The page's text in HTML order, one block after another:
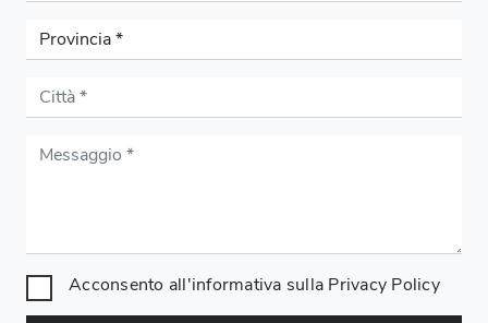
Acconsento all'informativa sulla Privacy Policy